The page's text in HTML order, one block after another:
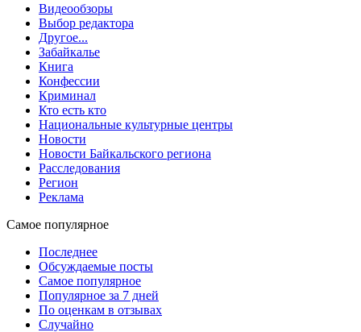
Видеообзоры
Выбор редактора
Другое...
Забайкалье
Книга
Конфессии
Криминал
Кто есть кто
Национальные культурные центры
Новости
Новости Байкальского региона
Расследования
Регион
Реклама
Самое популярное
Последнее
Обсуждаемые посты
Самое популярное
Популярное за 7 дней
По оценкам в отзывах
Случайно